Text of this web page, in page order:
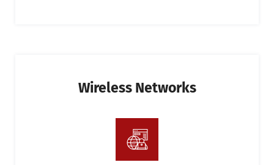
Wireless Networks